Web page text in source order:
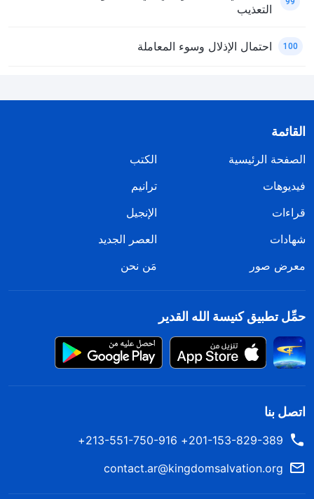
التعذيب
100 احتمال الإذلال وسوء المعاملة
القائمة
الصفحة الرئيسية
الكتب
فيديوهات
ترانيم
قراءات
الإنجيل
شهادات
العصر الجديد
معرض صور
مَن نحن
حمِّل تطبيق كنيسة الله القدير
اتصل بنا
201-153-829-389+ 213-551-750-916+
contact.ar@kingdomsalvation.org